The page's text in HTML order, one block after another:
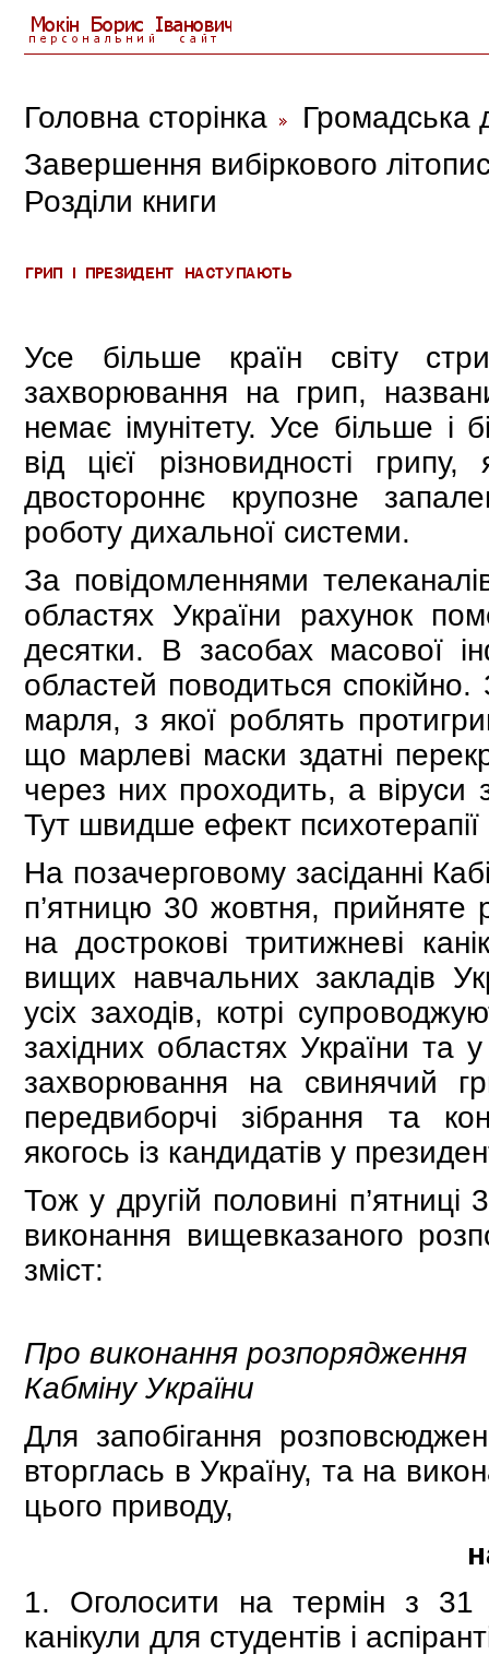
Головна сторінка
Громадська
Завершення вибіркового
Розділи книги
Усе більше країн світу
захворювання на грип,
немає імунітету. Усе більше
від цієї різновидності
двостороннє крупозне
роботу дихальної системи.
За повідомленнями
областях України рахунок
десятки. В засобах масової
областей поводиться спокійно.
марля, з якої роблять
що марлеві маски здатні
через них проходить, а віруси
Тут швидше ефект психотерапії
На позачерговому засіданні
п’ятницю 30 жовтня, прийняте
на дострокові тритижневі
вищих навчальних закладів
усіх заходів, котрі
західних областях України та
захворювання на свинячий
передвиборчі зібрання та
якогось із кандидатів у
Тож у другій половині
виконання вищевказаного
зміст:
Про виконання розпорядження
Кабміну України
Для запобігання
вторглась в Україну, та на
цього приводу,
1. Оголосити на термін з
канікули для студентів і